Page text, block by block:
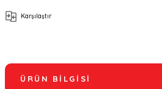
Karşılaştır
ÜRÜN BILGISI